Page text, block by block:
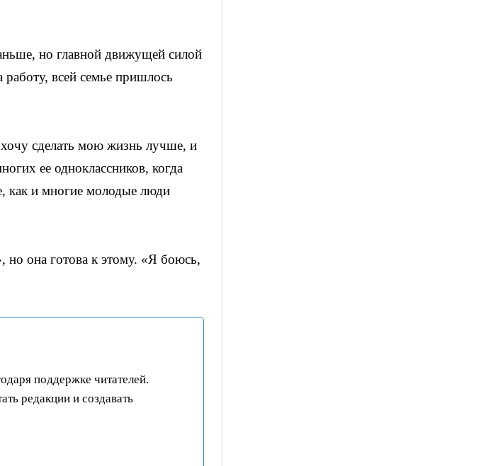
но главной движущей силой
всей семье пришлось
сделать мою жизнь лучше, и
ее одноклассников, когда
как и многие молодые люди
но она готова к этому. «Я боюсь,
поддержке читателей.
редакции и создавать